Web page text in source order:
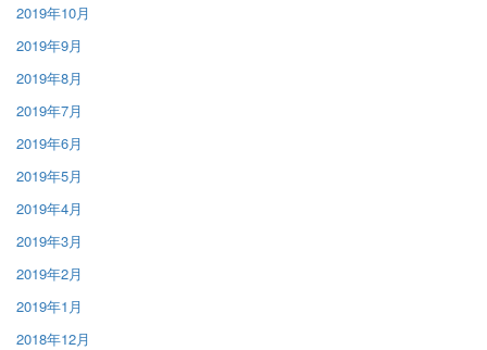
2019年10月
2019年9月
2019年8月
2019年7月
2019年6月
2019年5月
2019年4月
2019年3月
2019年2月
2019年1月
2018年12月